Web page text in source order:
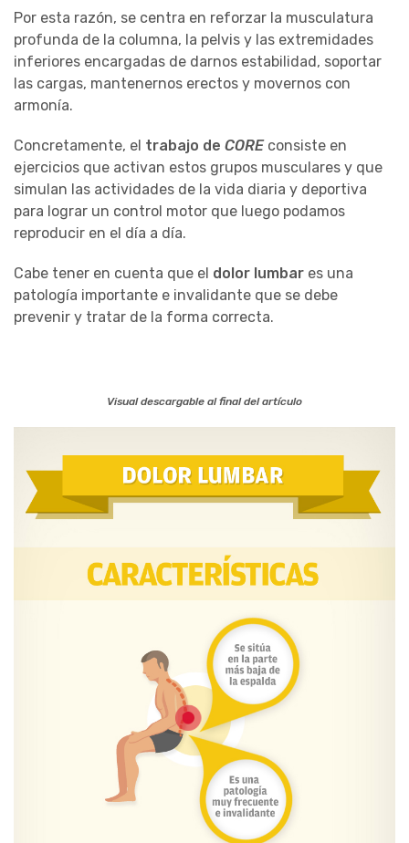
Por esta razón, se centra en reforzar la musculatura
profunda de la columna, la pelvis y las extremidades
inferiores encargadas de darnos estabilidad, soportar
las cargas, mantenernos erectos y movernos con
armonía.
Concretamente, el trabajo de COREconsiste en
ejercicios que activan estos grupos musculares y que
simulan las actividades de la vida diaria y deportiva
para lograr un control motor que luego podamos
reproducir en el día a día.
Cabe tener en cuenta que el dolor lumbar es una
patología importante e invalidante que se debe
prevenir y tratar de la forma correcta.
Visual descargable al final del artículo